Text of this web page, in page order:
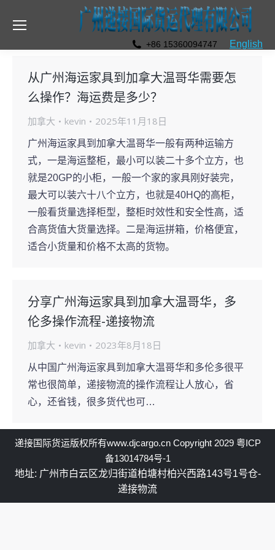
+86 15360094747 English
从广州海运家具到加拿大温哥华需要怎
么操作？海运费是多少？
加拿大 kevin 2025年11月18日
广州海运家具到加拿大温哥华一般有两种运输方
式，一是海运整柜，最小可以装二十多个立方，也
就是20GP的小柜，一般一个家的家具刚好装完，
最大可以装六十八个立方，也就是40HQ的高柜，
一般看货量选择柜型，整柜时效性和安全性高，适
合高货值大货量选择。二是海运拼箱，价格便宜，
适合小货量和价格不太高的货物。
分享广州海运家具到加拿大温哥华，多
伦多操作流程-递接物流
加拿大 kevin 2023年8月18日
从中国广州海运家具到加拿大温哥华和多伦多很平
常也很简单，递接物流的操作流程让人放心，省
心，还省钱，很多货代也可…
递接国际货运版权所有www.djcargo.cnCopyright 2029 粤ICP
备13014784号-1
地址: 广州市白云区龙归街道柏塘村柏兴西路143号1号仓-
递接物流